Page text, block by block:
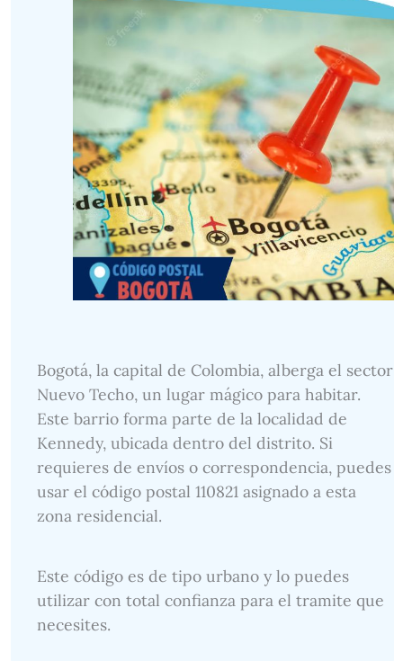
Bogotá, la capital de Colombia, alberga el sector
Nuevo Techo, un lugar mágico para habitar.
Este barrio forma parte de la localidad de
Kennedy, ubicada dentro del distrito. Si
requieres de envíos o correspondencia, puedes
usar el código postal 110821 asignado a esta
zona residencial.
Este código es de tipo urbano y lo puedes
utilizar con total confianza para el tramite que
necesites.